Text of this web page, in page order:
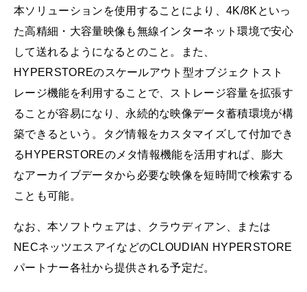
本ソリューションを使用することにより、4K/8Kといっ
た高精細・大容量映像も無線インターネット環境で安心
して送れるようになるとのこと。また、
HYPERSTOREのスケールアウト型オブジェクトスト
レージ機能を利用することで、ストレージ容量を拡張す
ることが容易になり、永続的な映像データ蓄積環境が構
築できるという。タグ情報をカスタマイズして付加でき
るHYPERSTOREのメタ情報機能を活用すれば、膨大
なアーカイブデータから必要な映像を短時間で検索する
ことも可能。
なお、本ソフトウェアは、クラウディアン、または
NECネッツエスアイなどのCLOUDIAN HYPERSTORE
パートナー各社から提供される予定だ。